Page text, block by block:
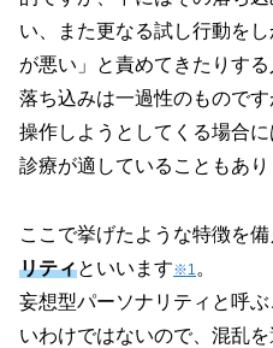
い、また更なる試し行動を
が悪い」と責めてきたりする
落ち込みは一過性のもので
操作しようとしてくる場合
診療が適していることもあり
ここで挙げたような特徴を
リティといいます※1 。
妄想型パーソナリティと呼
いわけではないので、混乱